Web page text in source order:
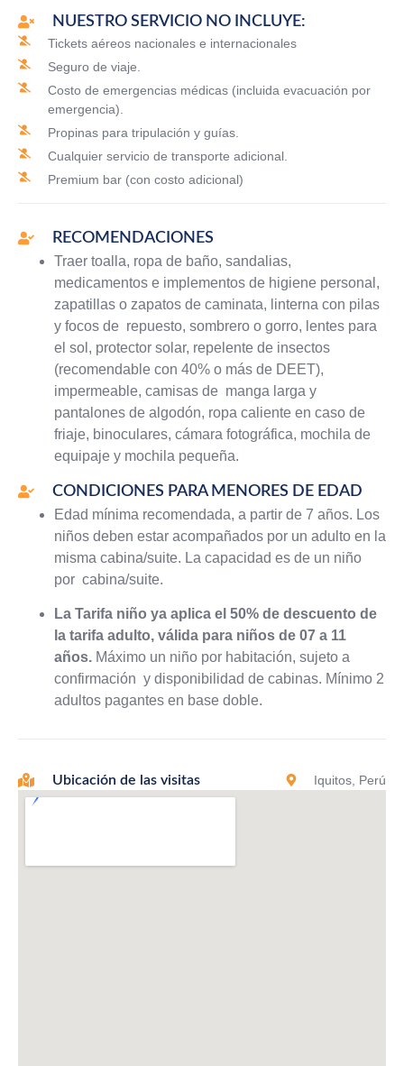
NUESTRO SERVICIO NO INCLUYE:
Tickets aéreos nacionales e internacionales
Seguro de viaje.
Costo de emergencias médicas (incluida evacuación por
emergencia).
Propinas para tripulación y guías.
Cualquier servicio de transporte adicional.
Premium bar (con costo adicional)
RECOMENDACIONES
Traer toalla, ropa de baño, sandalias,
medicamentos e implementos de higiene personal,
zapatillas o zapatos de caminata, linterna con pilas
y focos de repuesto, sombrero o gorro, lentes para
el sol, protector solar, repelente de insectos
(recomendable con 40% o más de DEET),
impermeable, camisas de manga larga y
pantalones de algodón, ropa caliente en caso de
friaje, binoculares, cámara fotográfica, mochila de
equipaje y mochila pequeña.
CONDICIONES PARA MENORES DE EDAD
Edad mínima recomendada, a partir de 7 años. Los
niños deben estar acompañados por un adulto en la
misma cabina/suite. La capacidad es de un niño
por cabina/suite.
La Tarifa niño ya aplica el 50% de descuento de
la tarifa adulto, válida para niños de 07 a 11
años. Máximo un niño por habitación, sujeto a
confirmación y disponibilidad de cabinas. Mínimo 2
adultos pagantes en base doble.
Ubicación de las visitas Iquitos, Perú